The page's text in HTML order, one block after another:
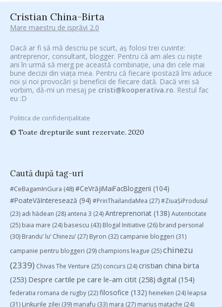
Cristian China-Birta
Mare maestru de isprăvi 2.0
Dacă ar fi să mă descriu pe scurt, aș folosi trei cuvinte:
antreprenor, consultant, blogger. Pentru că am ales cu niște
ani în urmă să merg pe această combinație, una din cele mai
bune decizii din viața mea. Pentru că fiecare ipostază îmi aduce
noi și noi provocări și beneficii de fiecare dată. Dacă vrei să
vorbim, dă-mi un mesaj pe cristi@kooperativa.ro. Restul fac
eu :D
Politica de confidențialitate
© Toate drepturile sunt rezervate. 2020
Caută după tag-uri
#CeBagamInGura (48)#CeVrăjiMaiFacBloggerii (104)
#PoateVăInteresează (94) #PrinThailandaMea (27)#ZiuaȘiProdusul
(23) adi hădean (28) antena 3 (24)Antreprenoriat (138) Autenticitate
(25) baia mare (24) basescu (43) Blogal Initiative (26) brand personal
(30) Brandu’ lu’ Chinezu’ (27) Byron (32) campanie bloggeri (31)
campanie pentru bloggeri (29) champions league (25)chinezu
(2339) Chivas The Venture (25) concurs (24)cristian china birta
(253) Despre cartile pe care le-am citit (258) digital (154)
federatia romana de rugby (22)filosofice (132) heineken (24) leapsa
(31) Linkurile zilei (39) manafu (33) mara (27) marius matache (24)